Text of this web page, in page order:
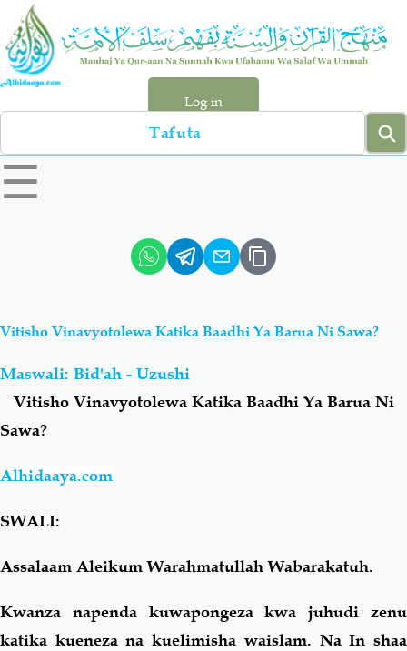
Skip
main
content
Log in
Search
left
sidebar
☰
Hadiyth
Shirki & Kufru Bid-'ah (Uzushi)
Fataawa Za Ulamaa Kauli Za Salaf
Akhlaaq-Aadaab Raqaaiq
Vitisho Vinavyotolewa Katika Baadhi Ya Barua Ni Sawa?
Maswali: Bid'ah - Uzushi
Vitisho Vinavyotolewa Katika Baadhi Ya Barua Ni
Sawa?
Alhidaaya.com
SWALI:
Assalaam Aleikum Warahmatullah Wabarakatuh.
Kwanza napenda kuwapongeza kwa juhudi zenu
katika kueneza na kuelimisha waislam. Na In shaa